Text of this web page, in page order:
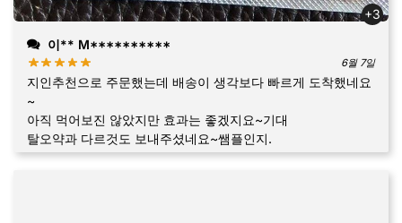
+3
이** M**********
6월 7일
지인추천으로 주문했는데 배송이 생각보다 빠르게 도착했네요
~
아직 먹어보진 않았지만 효과는 좋겠지요~기대
탈오약과 다르것도 보내주셨네요~쌤플인지.